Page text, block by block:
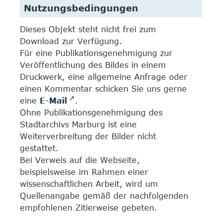
Nutzungsbedingungen
Dieses Objekt steht nicht frei zum
Download zur Verfügung.
Für eine Publikationsgenehmigung zur
Veröffentlichung des Bildes in einem
Druckwerk, eine allgemeine Anfrage oder
einen Kommentar schicken Sie uns gerne
eine E-Mail
.
Ohne Publikationsgenehmigung des
Stadtarchivs Marburg ist eine
Weiterverbreitung der Bilder nicht
gestattet.
Bei Verweis auf die Webseite,
beispielsweise im Rahmen einer
wissenschaftlichen Arbeit, wird um
Quellenangabe gemäß der nachfolgenden
empfohlenen Zitierweise gebeten.